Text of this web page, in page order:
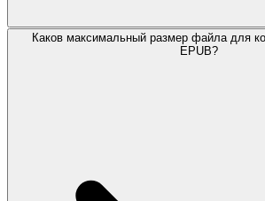
Каков максимальный размер файла для
EPUB?